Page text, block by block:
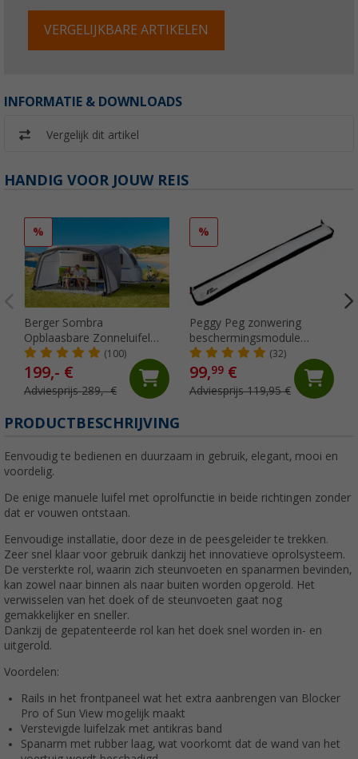
VERGELIJKBARE ARTIKELEN
INFORMATIE & DOWNLOADS
Vergelijk dit artikel
HANDIG VOOR JOUW REIS
%
Berger Sombra
Opblaasbare Zonneluifel
4m
(100)
199,- €
Adviesprijs 289,- €
%
Peggy Peg zonwering
beschermingsmodule
SunBreak zwart(32)
99,99€
Adviesprijs 119,95 €
PRODUCTBESCHRIJVING
Eenvoudig te bedienen en duurzaam in gebruik, elegant, mooi en
voordelig.
De enige manuele luifel met oprolfunctie in beide richtingen zonder
dat er vouwen ontstaan.
Eenvoudige installatie, door deze in de peesgeleider te trekken.
Zeer snel klaar voor gebruik dankzij het innovatieve oprolsysteem.
De versterkte rol, waarin zich steunvoeten en spanarmen bevinden,
kan zowel naar binnen als naar buiten worden opgerold. Het
verwisselen van het doek of de steunvoeten gaat nog
gemakkelijker en sneller.
Dankzij de gepatenteerde rol kan het doek snel worden in- en
uitgerold.
Voordelen:
Rails in het frontpaneel wat het extra aanbrengen van Blocker
Pro of Sun View mogelijk maakt
Verstevigde luifelzak met antikras band
Spanarm met rubber laag, wat voorkomt dat de wand van het